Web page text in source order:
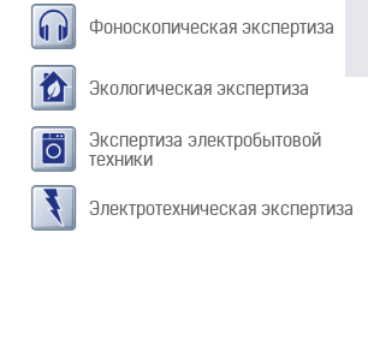
Фоноскопическая экспертиза
Экологическая экспертиза
Экспертиза электробытовой
техники
Электротехническая экспертиза